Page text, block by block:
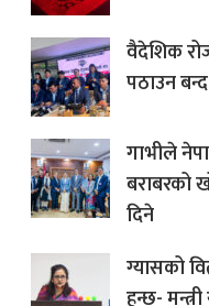
वैदेशिक
पठाउन
गाभीले
बराबरको
दिने
ग्यासको
हुन्छ-